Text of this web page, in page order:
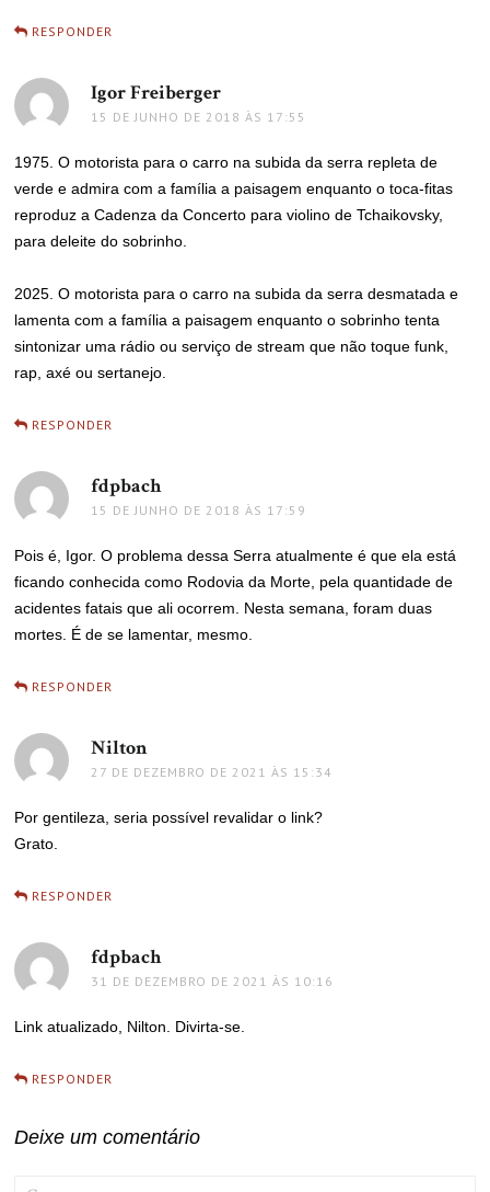
RESPONDER
Igor Freiberger
15 DE JUNHO DE 2018 ÀS 17:55
1975. O motorista para o carro na subida da serra repleta de
verde e admira com a família a paisagem enquanto o toca-fitas
reproduz a Cadenza da Concerto para violino de Tchaikovsky,
para deleite do sobrinho.
2025. O motorista para o carro na subida da serra desmatada e
lamenta com a família a paisagem enquanto o sobrinho tenta
sintonizar uma rádio ou serviço de stream que não toque funk,
rap, axé ou sertanejo.
RESPONDER
fdpbachdisse:
15 DE JUNHO DE 2018 ÀS 17:59
Pois é, Igor. O problema dessa Serra atualmente é que ela está
ficando conhecida como Rodovia da Morte, pela quantidade de
acidentes fatais que ali ocorrem. Nesta semana, foram duas
mortes. É de se lamentar, mesmo.
RESPONDER
Nilton
27 DE DEZEMBRO DE 2021 ÀS 15:34
Por gentileza, seria possível revalidar o link?
Grato.
RESPONDER
fdpbachdisse:
31 DE DEZEMBRO DE 2021 ÀS 10:16
Link atualizado, Nilton. Divirta-se.
RESPONDER
Deixe um comentário